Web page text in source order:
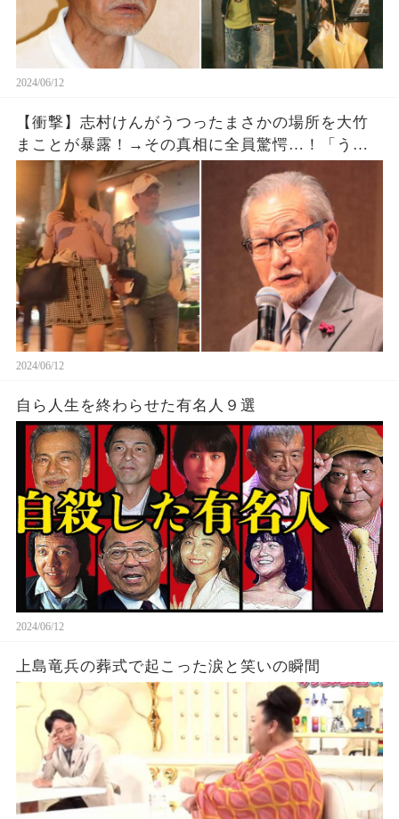
2024/06/12
【衝撃】志村けんがうつったまさかの場所を大竹
まことが暴露！→その真相に全員驚愕…！「うそ
やん！」「偽情報はいい加減に！」
2024/06/12
自ら人生を終わらせた有名人９選
2024/06/12
上島竜兵の葬式で起こった涙と笑いの瞬間